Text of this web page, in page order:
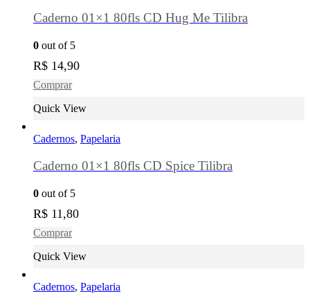
Caderno 01×1 80fls CD Hug Me Tilibra
0 out of 5
R$ 14,90
Comprar
Quick View
Cadernos, Papelaria
Caderno 01×1 80fls CD Spice Tilibra
0 out of 5
R$ 11,80
Comprar
Quick View
Cadernos, Papelaria